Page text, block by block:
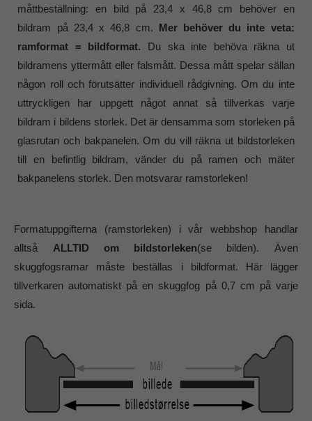
måttbeställning: en bild på 23,4 x 46,8 cm behöver en
bildram på 23,4 x 46,8 cm. Mer behöver du inte veta:
ramformat = bildformat. Du ska inte behöva räkna ut
bildramens yttermått eller falsmått. Dessa mått spelar sällan
någon roll och förutsätter individuell rådgivning. Om du inte
uttryckligen har uppgett något annat så tillverkas varje
bildram i bildens storlek. Det är densamma som storleken på
glasrutan och bakpanelen. Om du vill räkna ut bildstorleken
till en befintlig bildram, vänder du på ramen och mäter
bakpanelens storlek. Den motsvarar ramstorleken!
Formatuppgifterna (ramstorleken) i vår webbshop handlar
alltså ALLTID om bildstorleken(se bilden). Även
skuggfogsramar måste beställas i bildformat. Här lägger
tillverkaren automatiskt på en skuggfog på 0,7 cm på varje
sida.